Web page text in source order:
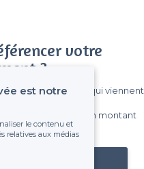
votre
?
million de visiteurs qui viennent
vous payez un montant
la facture.
est notre
le contenu et
relatives aux médias